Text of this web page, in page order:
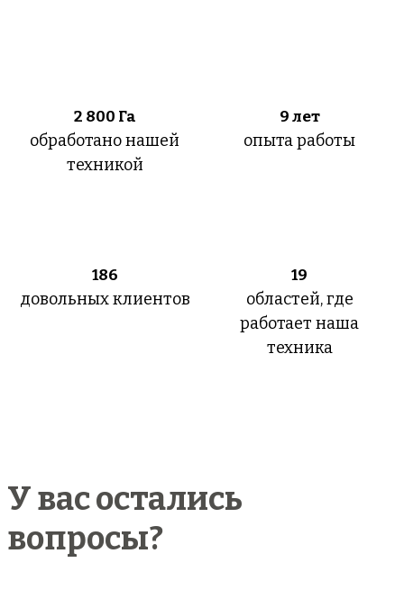
2 800 Га
обработано нашей
техникой
9 лет
опыта работы
186
довольных клиентов
19
областей, где
работает наша
техника
У вас остались
вопросы?